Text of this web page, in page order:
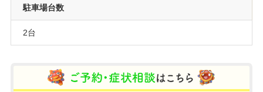
駐車場台数
2台